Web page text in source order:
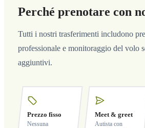
Perché prenotare con
Tutti i nostri trasferimenti includono
professionale e monitoraggio del volo
aggiuntivi.
Prezzo fisso
Nessuna
Meet & greet
Autista con